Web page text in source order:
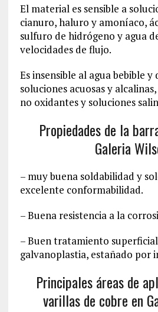
El material es sensible a
cianuro, haluro y amoníaco,
sulfuro de hidrógeno y agua
velocidades de flujo.
Es insensible al agua bebible y
soluciones acuosas y
no oxidantes y soluciones
Propiedades de la
Galeria
– muy buena soldabilidad y
excelente conformabilidad.
– Buena resistencia a la
– Buen tratamiento
galvanoplastia, estañado por
Principales áreas de
varillas de cobre en